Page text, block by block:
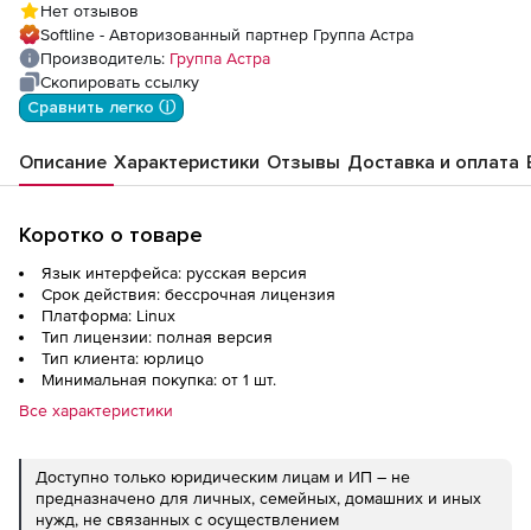
для сервера, на срок действия
исключительного права, с включенными
обновлениями Тип 1 на 24 мес.
Нет отзывов
Softline - Авторизованный партнер Группа Астра
Производитель: Группа Астра
Скопировать ссылку
Сравнить легко ⓘ
Описание Характеристики Отзывы Доставка и оплата
Коротко о товаре
Язык интерфейса: русская версия
Срок действия: бессрочная лицензия
Платформа: Linux
Тип лицензии: полная версия
Тип клиента: юрлицо
Минимальная покупка: от 1 шт.
Все характеристики
Доступно только юридическим лицам и ИП – не
предназначено для личных, семейных, домашних и иных
нужд, не связанных с осуществлением